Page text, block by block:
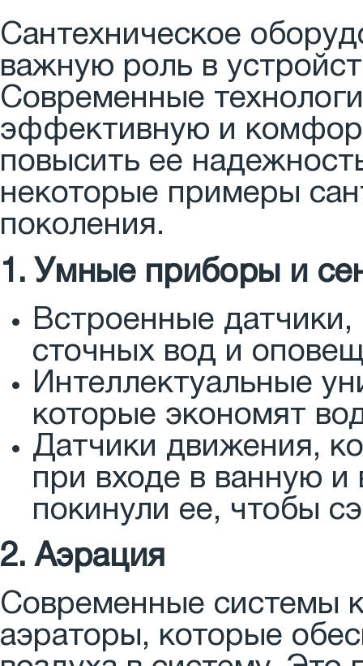
Сантехническое
важную роль в
Современные
эффективную и
повысить ее
некоторые примеры
поколения.
1. Умные приборы и
Встроенные
сточных вод и
Интеллектуальные
которые экономят
Датчики движения,
при входе в ванную и
покинули ее, чтобы
2. Аэрация
Современные системы
аэраторы, которые